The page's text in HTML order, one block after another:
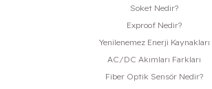
Soket Nedir?
Exproof Nedir?
Yenilenemez Enerji Kaynakları
AC/DC Akımları Farkları
Fiber Optik Sensör Nedir?